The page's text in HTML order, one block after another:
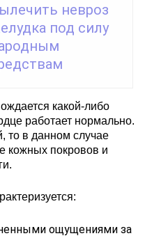
невроз
под силу
какой-либо
работает нормально.
то в данном случае
кожных покровов и
ощущениями за